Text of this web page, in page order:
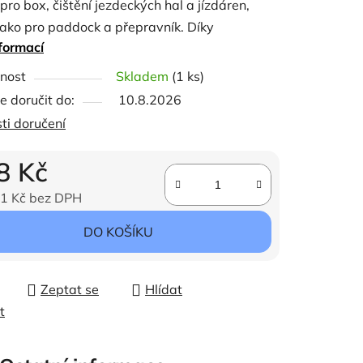
box, čištění jezdeckých hal a jízdáren,
pro paddock a přepravník. Díky
tvaru dochází k snadnému odstranění
Hrabičky jsou vyrobeny z odolného plastu a
hroty, které výrazně prodlužují
Díky své stabilitě jsou také ideální pro
v Německu
V: 85,0 cm
Skladem (1 ks)
doručit do:
10.8.2026
doručení
Kč
Kč bez DPH
DO KOŠÍKU
Zeptat se
Hlídat